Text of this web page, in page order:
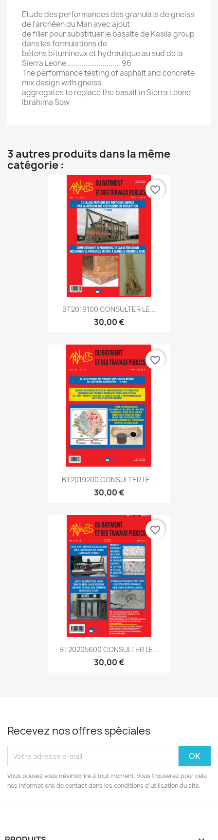
Etude des performances des granulats de gneiss
de l’archéen du Man avec ajout
de filler pour substituer le basalte de Kasila group
dans les formulations de
bétons bitumineux et hydraulique au sud de la
Sierra Leone ........................... 96
The performance testing of asphalt and concrete
mix design with gneiss
aggregates to replace the basalt in Sierra Leone
Ibrahima Sow
3 autres produits dans la même
catégorie :
BT2019100 CONSULTER LE...
30,00 €
favorite_border
BT2019200 CONSULTER LE...
30,00 €
favorite_border
BT20205600 CONSULTER LE...
30,00 €
favorite_border
Recevez nos offres spéciales
Vous pouvez vous désinscrire à tout moment. Vous trouverez pour cela
nos informations de contact dans les conditions d'utilisation du site.